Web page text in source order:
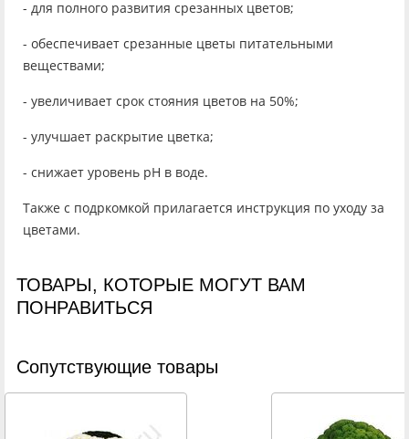
- для полного развития срезанных цветов;
- обеспечивает срезанные цветы питательными
веществами;
- увеличивает срок стояния цветов на 50%;
- улучшает раскрытие цветка;
- снижает уровень рН в воде.
Также с подркомкой прилагается инструкция по уходу за
цветами.
ТОВАРЫ, КОТОРЫЕ МОГУТ ВАМ
ПОНРАВИТЬСЯ
Cопутствующие товары